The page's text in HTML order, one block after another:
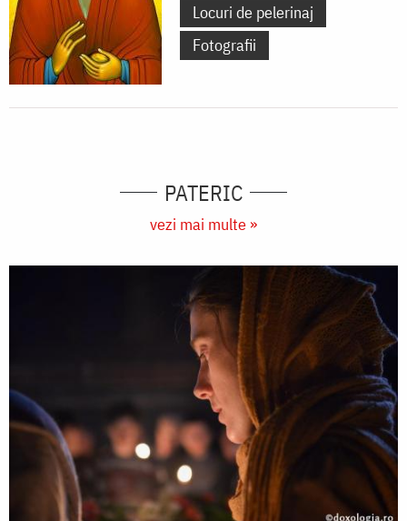
Locuri de pelerinaj
Fotografii
PATERIC
vezi mai multe »